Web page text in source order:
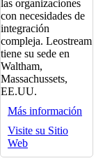
las organizaciones
con necesidades de
integración
compleja. Leostream
tiene su sede en
Waltham,
Massachussets,
EE.UU.
Más información
Visite su Sitio
Web